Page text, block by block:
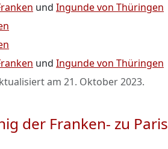
und Ingunde von Thüringen
und Ingunde von Thüringen
am 21. Oktober 2023.
der Franken- zu Paris